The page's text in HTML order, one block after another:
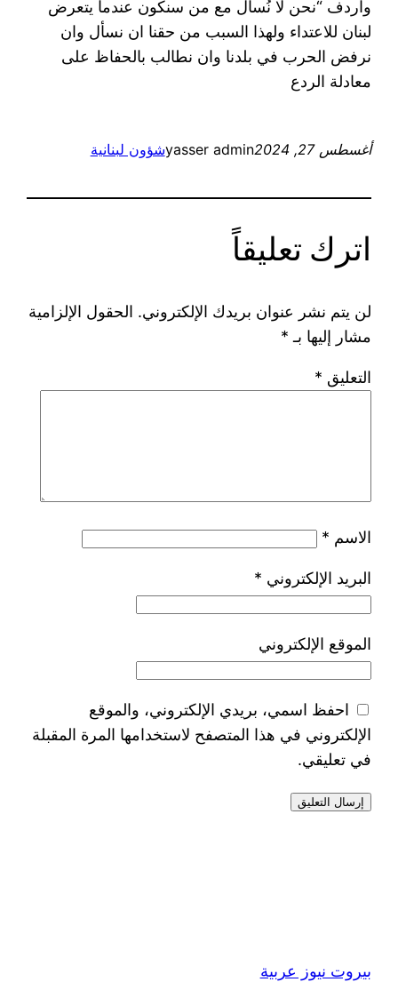
واردف “‏نحن لا نُسأل مع من سنكون عندما يتعرض
لبنان للاعتداء ولهذا السبب من حقنا ان نسأل وان
نرفض الحرب في بلدنا وان نطالب بالحفاظ على
معادلة الردع
أغسطس 27, 2024 yasser adminشؤون لبنانية
اترك تعليقاً
لن يتم نشر عنوان بريدك الإلكتروني. الحقول الإلزامية
مشار إليها بـ *
التعليق *
الاسم *
البريد الإلكتروني *
الموقع الإلكتروني
احفظ اسمي، بريدي الإلكتروني، والموقع
الإلكتروني في هذا المتصفح لاستخدامها المرة المقبلة
في تعليقي.
بيروت نيوز عربية